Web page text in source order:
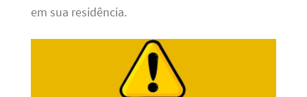
em sua residência.